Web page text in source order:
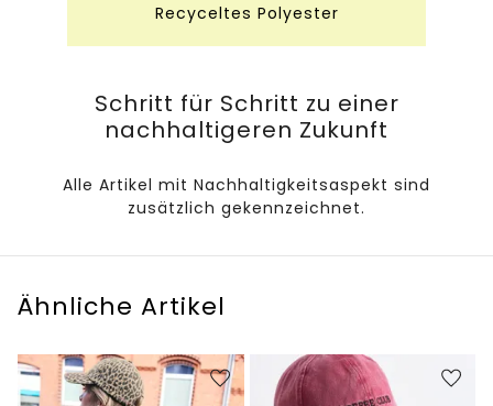
Recyceltes Polyester
Schritt für Schritt zu einer
nachhaltigeren Zukunft
Alle Artikel mit Nachhaltigkeitsaspekt sind
zusätzlich gekennzeichnet.
Ähnliche Artikel